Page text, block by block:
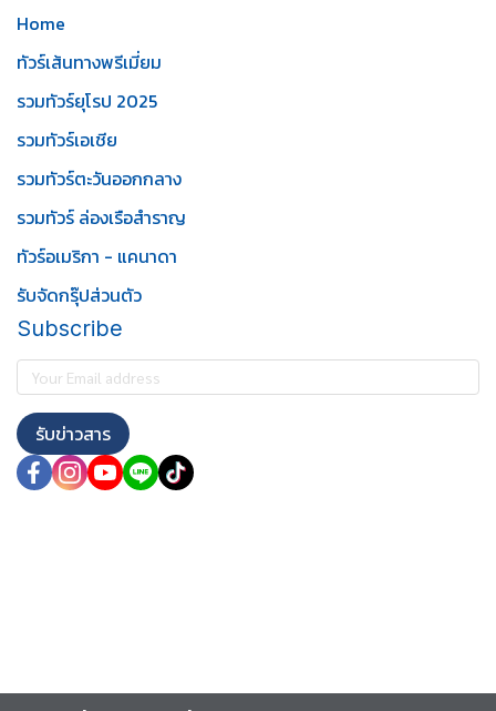
Home
ทัวร์เส้นทางพรีเมี่ยม
รวมทัวร์ยุโรป 2025
รวมทัวร์เอเชีย
รวมทัวร์ตะวันออกกลาง
รวมทัวร์ ล่องเรือสำราญ
ทัวร์อเมริกา - แคนาดา
รับจัดกรุ๊ปส่วนตัว
Subscribe
รับข่าวสาร